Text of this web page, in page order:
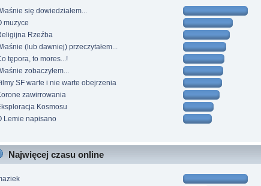
się dowiedziałem...
muzyce
Rzeźba
(lub dawniej) przeczytałem...
tępora, to mores...!
zobaczyłem...
SF warte i nie warte obejrzenia
zawirrowania
Kosmosu
Lemie napisano
Najwięcej czasu online